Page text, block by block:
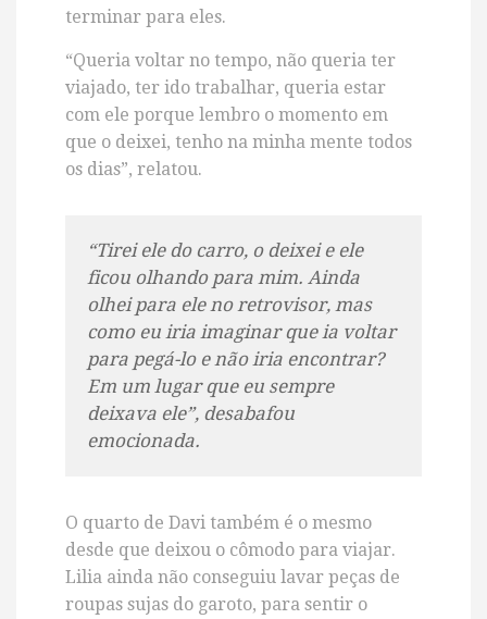
terminar para eles.
“Queria voltar no tempo, não queria ter
viajado, ter ido trabalhar, queria estar
com ele porque lembro o momento em
que o deixei, tenho na minha mente todos
os dias”, relatou.
“Tirei ele do carro, o deixei e ele
ficou olhando para mim. Ainda
olhei para ele no retrovisor, mas
como eu iria imaginar que ia voltar
para pegá-lo e não iria encontrar?
Em um lugar que eu sempre
deixava ele”, desabafou
emocionada.
O quarto de Davi também é o mesmo
desde que deixou o cômodo para viajar.
Lilia ainda não conseguiu lavar peças de
roupas sujas do garoto, para sentir o